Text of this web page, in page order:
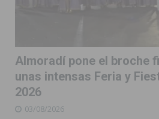
Almoradí pone el broche
unas intensas Feria y
2026
03/08/2026